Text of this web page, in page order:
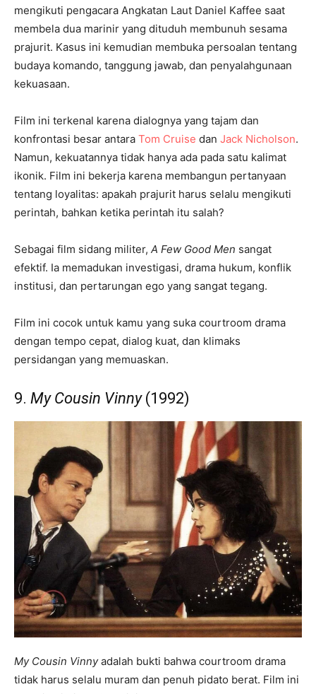
mengikuti pengacara Angkatan Laut Daniel Kaffee saat
membela dua marinir yang dituduh membunuh sesama
prajurit. Kasus ini kemudian membuka persoalan tentang
budaya komando, tanggung jawab, dan penyalahgunaan
kekuasaan.
Film ini terkenal karena dialognya yang tajam dan
konfrontasi besar antara Tom Cruise dan Jack Nicholson.
Namun, kekuatannya tidak hanya ada pada satu kalimat
ikonik. Film ini bekerja karena membangun pertanyaan
tentang loyalitas: apakah prajurit harus selalu mengikuti
perintah, bahkan ketika perintah itu salah?
Sebagai film sidang militer, A Few Good Men sangat
efektif. Ia memadukan investigasi, drama hukum, konflik
institusi, dan pertarungan ego yang sangat tegang.
Film ini cocok untuk kamu yang suka courtroom drama
dengan tempo cepat, dialog kuat, dan klimaks
persidangan yang memuaskan.
9. My Cousin Vinny(1992)
My Cousin Vinnyadalah bukti bahwa courtroom drama
tidak harus selalu muram dan penuh pidato berat. Film ini